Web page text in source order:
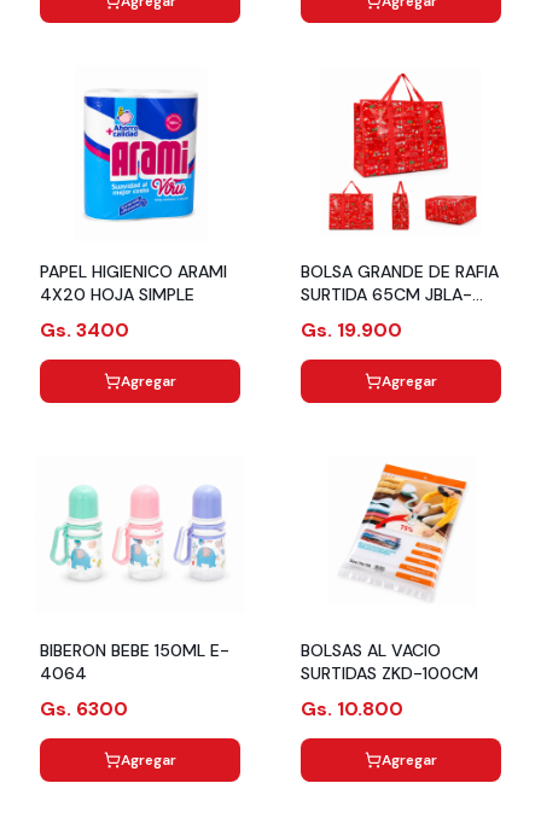
PAPEL HIGIENICO ARAMI
4X20 HOJA SIMPLE
Gs. 3400
Agregar
BOLSA GRANDE DE RAFIA
SURTIDA 65CM JBLA-
Gs. 19.900
Agregar
BIBERON BEBE 150ML E-
4064
Gs. 6300
Agregar
BOLSAS AL VACIO
SURTIDAS ZKD-100CM
Gs. 10.800
Agregar